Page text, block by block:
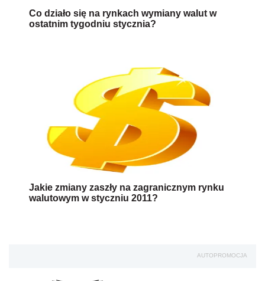
Co działo się na rynkach wymiany walut w
ostatnim tygodniu stycznia?
Jakie zmiany zaszły na zagranicznym rynku
walutowym w styczniu 2011?
AUTOPROMOCJA